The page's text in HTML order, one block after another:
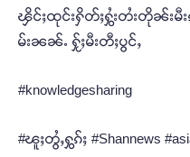
ၾိင်ႈထုင်းႁိတ်ႈႁွႆးတႆးတိုၼ်းမီ
မ်းၼၼ်ႉ ႁႂ်ႈမီးတီႈပွင်ႇ
#knowledgesharing
#ၽူႈတွႆႇႁွၵ်ႈ #Shannews